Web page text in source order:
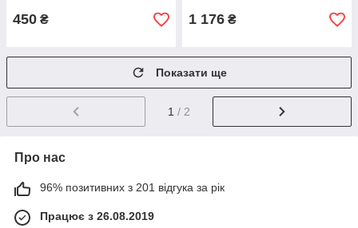
450 ₴ 1 176 ₴
Показати ще
1 / 2
Про нас
96% позитивних з 201 відгука за рік
Працює з 26.08.2019